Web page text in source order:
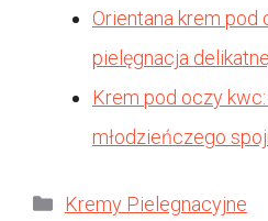
Orientana krem
pielęgnacja
Krem pod oczy
młodzieńczego
Kategorie
Kremy Pielegnacyjne